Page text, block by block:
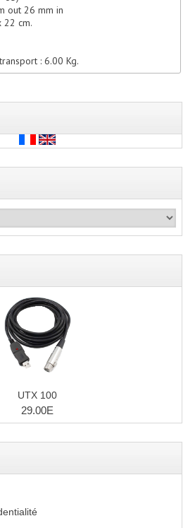
Lecteurs Cd À Plats
Double Cd Mixage Intégrée
Double Cd MP3
De Niveau Sonore
Scène Et Studio
Microphones Filaires
Sans Fil HF VHF 200MHZ
Fil HF UHF 800MHZ
Effets, Reverbes Etc...
out 26 mm in
22 cm.
: 6.00 Kg.
UTX 100
29.00E